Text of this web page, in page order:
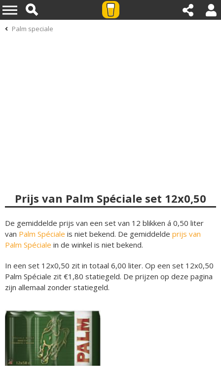
Palm speciale
Prijs van Palm Spéciale set 12x0,50
De gemiddelde prijs van een set van 12 blikken á 0,50 liter
van Palm Spéciale is niet bekend. De gemiddelde prijs van
Palm Spéciale in de winkel is niet bekend.
In een set 12x0,50 zit in totaal 6,00 liter. Op een set 12x0,50
Palm Spéciale zit €1,80 statiegeld. De prijzen op deze pagina
zijn allemaal zonder statiegeld.